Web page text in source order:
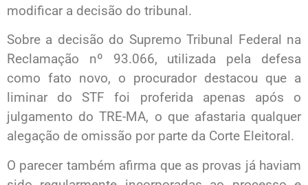
modificar a decisão do tribunal.
Sobre a decisão do Supremo Tribunal Federal na
Reclamação nº 93.066, utilizada pela defesa
como fato novo, o procurador destacou que a
liminar do STF foi proferida apenas após o
julgamento do TRE-MA, o que afastaria qualquer
alegação de omissão por parte da Corte Eleitoral.
O parecer também afirma que as provas já haviam